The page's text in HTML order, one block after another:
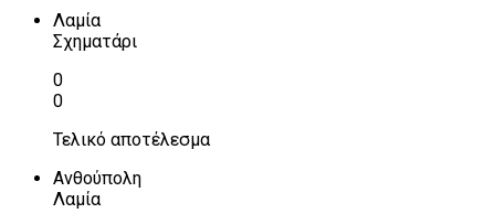
Λαμία
Σχηματάρι
0
0
Τελικό αποτέλεσμα
Ανθούπολη
Λαμία